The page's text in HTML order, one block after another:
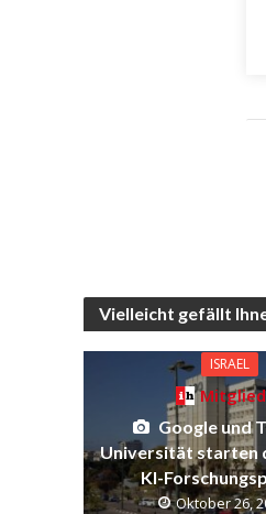
Vielleicht gefällt
ISRAEL
Google und
Universität starten
KI-
Oktober 26,